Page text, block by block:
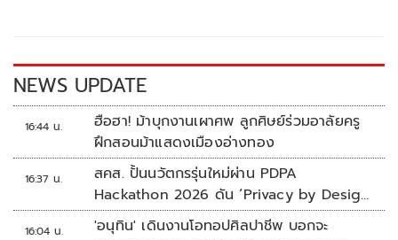
k k
NEWS UPDATE
16:44 น.
ฮือฮา! ม้าบุกงานเผาศพ ลูกศิษย์ร่วมอาลัยครู
ฝึกสอนม้าแสดงเมืองอ่างทอง
16:37 น.
สคส. ปั้นนวัตกรรุ่นใหม่ผ่าน PDPA
Hackathon 2026 ดัน ‘Privacy by Design
for all’ สู่โซลูชันคุ้มครองข้อมูลส่วนบุคคลที่
16:04 น.
'อนุทิน' เดินงานโอทอปศิลปาชีพ บอกจะ